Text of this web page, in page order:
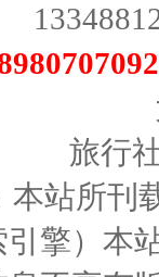
旅行
本站所刊
擎）本